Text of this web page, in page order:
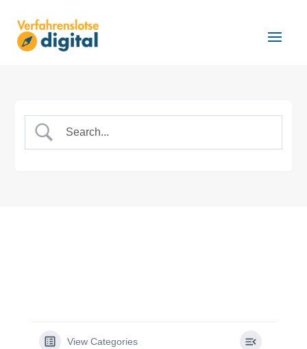
View Categories